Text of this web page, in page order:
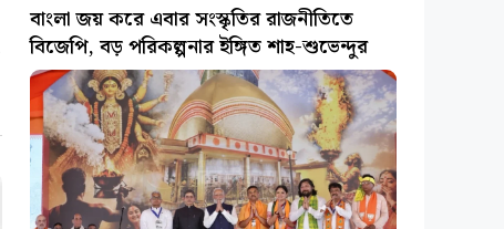
বাংলা জয় করে এবার সংস্কৃতির রাজনীতিতে
বিজেপি, বড় পরিকল্পনার ইঙ্গিত শাহ-শুভেন্দুর